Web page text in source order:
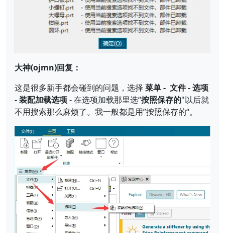
大神(ojmn)回复：
这是很多新手都会碰到的问题，选择 菜单 - 文件 - 选项
- 装配加载选项- 在选项加载那里选“按照保存的"以后就
不用搜索那么麻烦了。我一般都是用”按照保存的“。